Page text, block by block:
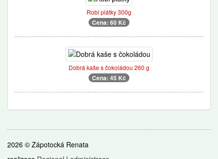
Robi plátky 300g
Cena: 60 Kč
Dobrá kaše s čokoládou 260 g
Cena: 45 Kč
2026 © Zápotocká Renata